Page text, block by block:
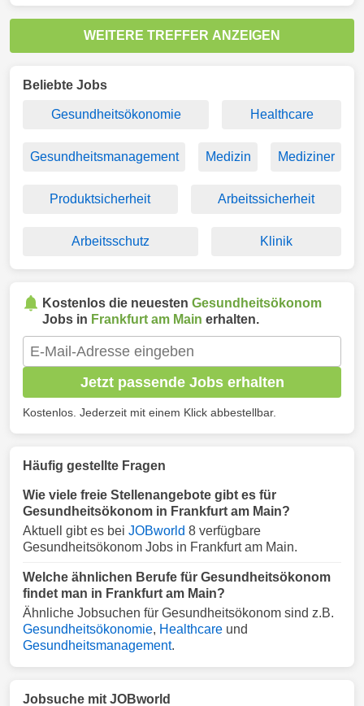
WEITERE TREFFER ANZEIGEN
Beliebte Jobs
Gesundheitsökonomie Healthcare
Gesundheitsmanagement Medizin Mediziner
Produktsicherheit Arbeitssicherheit
Arbeitsschutz Klinik
Kostenlos die neuesten Gesundheitsökonom
Jobs in Frankfurt am Main erhalten.
Jetzt passende Jobs erhalten
Kostenlos. Jederzeit mit einem Klick abbestellbar.
Häufig gestellte Fragen
Wie viele freie Stellenangebote gibt es für
Gesundheitsökonom in Frankfurt am Main?
Aktuell gibt es bei JOBworld 8 verfügbare
Gesundheitsökonom Jobs in Frankfurt am Main.
Welche ähnlichen Berufe für Gesundheitsökonom
findet man in Frankfurt am Main?
Ähnliche Jobsuchen für Gesundheitsökonom sind z.B.
Gesundheitsökonomie, Healthcare und
Gesundheitsmanagement.
Jobsuche mit JOBworld